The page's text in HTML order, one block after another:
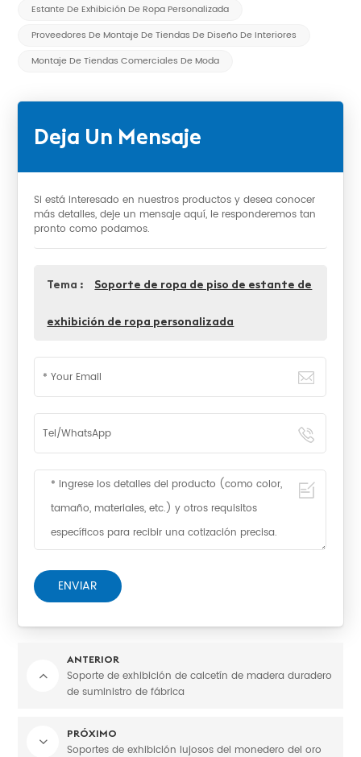
Estante De Exhibición De Ropa Personalizada
Proveedores De Montaje De Tiendas De Diseño De Interiores
Montaje De Tiendas Comerciales De Moda
Deja Un Mensaje
Si está interesado en nuestros productos y desea conocer
más detalles, deje un mensaje aquí, le responderemos tan
pronto como podamos.
Tema : Soporte de ropa de piso de estante de
exhibición de ropa personalizada
ENVIAR
ANTERIOR
Soporte de exhibición de calcetín de madera duradero
de suministro de fábrica
PRÓXIMO
Soportes de exhibición lujosos del monedero del oro